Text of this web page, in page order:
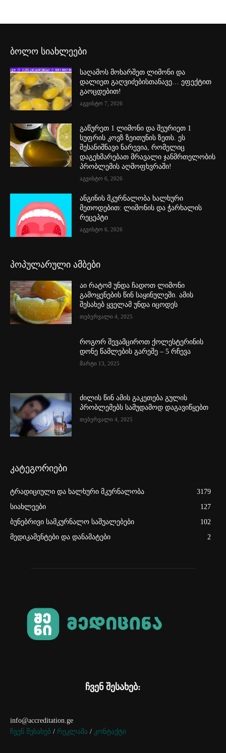
ბოლო სიახლეები
საღამოს მოხარშეთ ლიმონი და
დალიეთ გაღვიძებისთანავე… ეფექტით
გაოცდებით!
აგვისტო 7, 2026
გაწურეთ 1 ლიმონი და შეურიეთ 1
სუფრის კოვზ ზეითუნის ზეთს. ეს
შესანიშნავი ნარევია, რომელიც
დაგეხმარებათ მრავალი ჯანმრთელობის
პრობლემის აღმოფხვრაში!
აგვისტო 6, 2026
ანგინის მკურნალობა ხალხური
მეთოდებით: ლიმონის და ჭარხალის
რეცეპტი
აგვისტო 6, 2026
პოპულარული ამბები
აი რატომ უნდა ჩადოთ ლიმონი
გამოყენების წინ საყინულეში. ამის
შესახებ ყველამ უნდა იცოდეს
თებერვალი 4, 2025
როგორ შევამციროთ ქოლესტერინის
დონე წამლების გარეშე – 5 რჩევა
მარტი 13, 2025
ძილის წინ ამის გაკეთება გულის
პრობლემებს სამუდამოდ დაგავიწყებთ
თებერვალი 4, 2025
კატეგორიები
ტრადიციული და ხალხური მკურნალობა
3179
სიახლეები
127
ბუნებრივი სამკურნალო საშუალებები
102
მედიკამენტები და დანამატები
2
ჩვენ შესახებ:
info@accreditation.ge
ჩვენ შესახებ / რეკლამა / კონტაქტი